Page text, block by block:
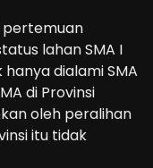
pertemuan
lahan SMA I
dialami SMA
di Provinsi
oleh peralihan
itu tidak